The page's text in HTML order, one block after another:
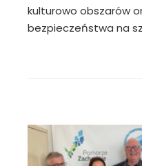
kulturowo obszarów
bezpieczeństwa na